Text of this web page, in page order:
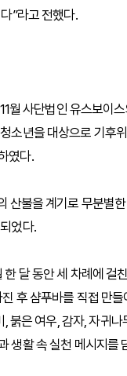
”라고 전했다.
사단법인 유스보이
소년을 대상으로 기후
였다.
불을 계기로 무분별
었다.
달 동안 세 차례에 걸
후 샴푸바를 직접 만
붉은 여우, 감자, 자귀
생활 속 실천 메시지를